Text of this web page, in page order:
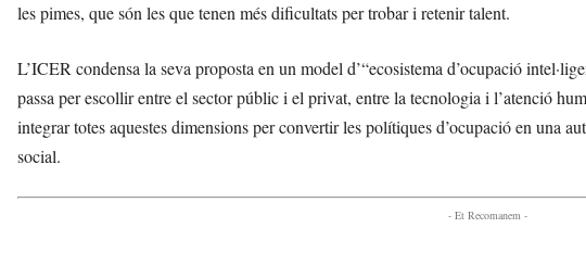
les pimes, que són les que tenen més dificultats per trobar i retenir talent.
L’ICER condensa la seva proposta en un model d’“ecosistema d’ocupació
passa per escollir entre el sector públic i el privat, entre la tecnologia i l’atenció
integrar totes aquestes dimensions per convertir les polítiques d’ocupació en una
social.
- Et Recomanem -